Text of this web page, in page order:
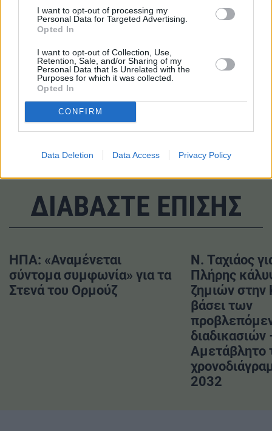
I want to opt-out of processing my
Personal Data for Targeted Advertising.
Opted In
I want to opt-out of Collection, Use,
Retention, Sale, and/or Sharing of my
Personal Data that Is Unrelated with the
Purposes for which it was collected.
Opted In
CONFIRM
Data Deletion Data Access Privacy Policy
Σαββατοκύριακα, ανέπτυξανπιο υγιεινές συνήθειες
όπως η άσκηση και
μείωσαν σημαντικά τα επίπεδα
#Εργαζόμενοι
#Εργάσιμη εβδομάδα
#Ισπανία
#Ωράριο
ΔΙΑΒΑΣΤΕ ΕΠΙΣΗΣ
ΗΠΑ: «Αναμένεται
σύντομα συμφωνία» για τα
Στενά του Ορμούζ
Ν. Ταχιάος
Πλήρης
ζημιών στην
βάσει των
διαδικασιών
Αμετάβλητο
2032